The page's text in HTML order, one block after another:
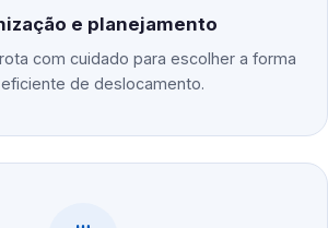
e planejamento
com cuidado para escolher a forma
de deslocamento.